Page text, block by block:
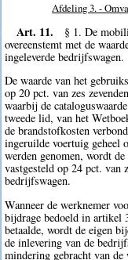
Afdeling 3. -
Art. 11.
§ 1. De
overeenstemt met de
ingeleverde bedrijfswagen.
De waarde van het
op 20 pct. van zes
waarbij de
tweede lid, van het
de brandstofkosten
ingeruilde voertuig geheel
werden genomen, wordt
vastgesteld op 24 pct. van
bedrijfswagen.
Wanneer de werknemer
bijdrage bedoeld in artikel
betaalde, wordt de eigen
de inlevering van de
mindering gebracht van de